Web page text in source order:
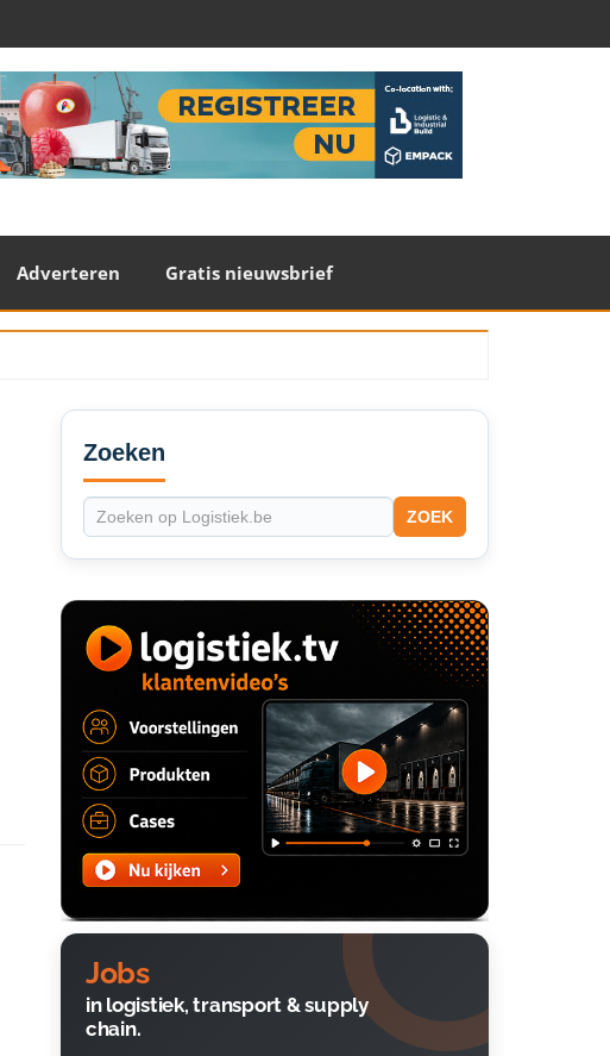
Adverteren Gratis nieuwsbrief
Secondary
Sidebar
Zoeken
ZOEK
Jobs
in logistiek, transport & supply
chain.